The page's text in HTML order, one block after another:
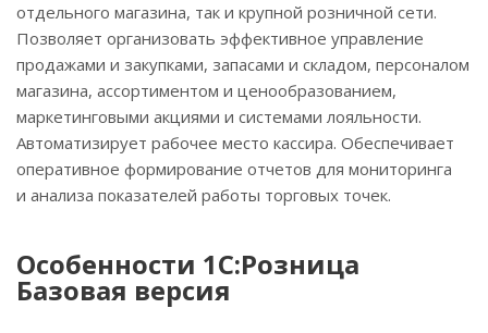
отдельного магазина, так и крупной розничной сети.
Позволяет организовать эффективное управление
продажами и закупками, запасами и складом, персоналом
магазина, ассортиментом и ценообразованием,
маркетинговыми акциями и системами лояльности.
Автоматизирует рабочее место кассира. Обеспечивает
оперативное формирование отчетов для мониторинга
и анализа показателей работы торговых точек.
Особенности 1С:Розница
Базовая версия